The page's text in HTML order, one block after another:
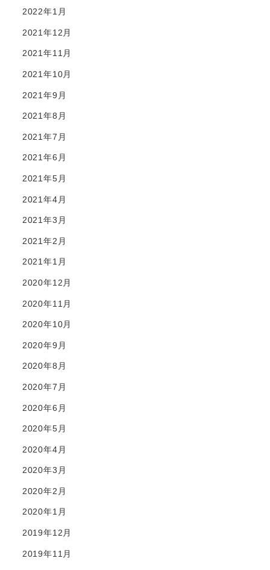
2022年1月
2021年12月
2021年11月
2021年10月
2021年9月
2021年8月
2021年7月
2021年6月
2021年5月
2021年4月
2021年3月
2021年2月
2021年1月
2020年12月
2020年11月
2020年10月
2020年9月
2020年8月
2020年7月
2020年6月
2020年5月
2020年4月
2020年3月
2020年2月
2020年1月
2019年12月
2019年11月